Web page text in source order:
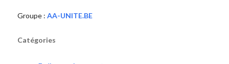
Groupe : AA-UNITE.BE
Catégories